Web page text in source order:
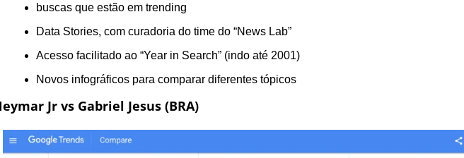
buscas que estão em trending
Data Stories, com curadoria do time do “News Lab”
Acesso facilitado ao “Year in Search” (indo até 2001)
Novos infográficos para comparar diferentes tópicos
Jr vs Gabriel Jesus (BRA)